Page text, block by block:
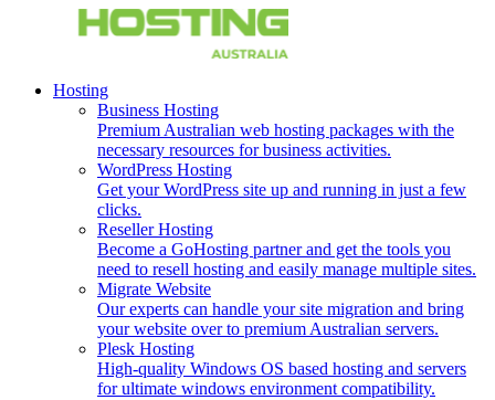
Hosting
Business Hosting
Premium Australian web hosting packages with the
necessary resources for business activities.
WordPress Hosting
Get your WordPress site up and running in just a few
clicks.
Reseller Hosting
Become a GoHosting partner and get the tools you
need to resell hosting and easily manage multiple sites.
Migrate Website
Our experts can handle your site migration and bring
your website over to premium Australian servers.
Plesk Hosting
High-quality Windows OS based hosting and servers
for ultimate windows environment compatibility.